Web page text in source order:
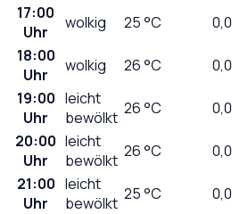
17:00
Uhr
wolkig 25°C 0,0
18:00
Uhr
wolkig 26°C 0,0
19:00
Uhr
leicht
bewölkt 26°C 0,0
20:00
Uhr
leicht
bewölkt 26°C 0,0
21:00
Uhr
leicht
bewölkt 25°C 0,0